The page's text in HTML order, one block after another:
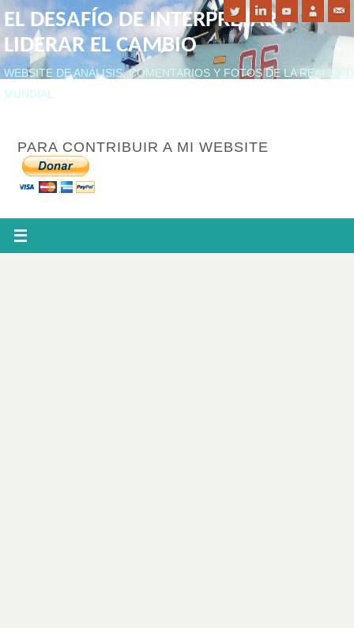
EL DESAFÍO DE INTERPRETAR Y
LIDERAR EL CAMBIO
WEBSITE DE ANÁLISIS, COMENTARIOS Y FOTOS DE LA REALIDAD
MUNDIAL
PARA CONTRIBUIR A MI WEBSITE